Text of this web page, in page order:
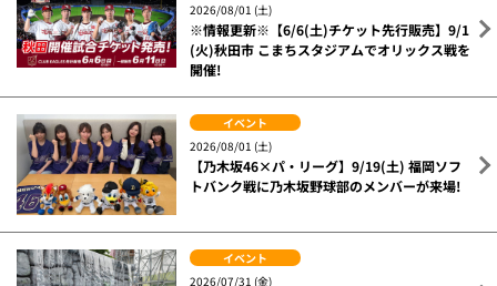
2026/08/01 (土)
※情報更新※【6/6(土)チケット先行販売】9/1
(火)秋田市 こまちスタジアムでオリックス戦を
開催!
イベント
2026/08/01 (土)
【乃木坂46×パ・リーグ】9/19(土) 福岡ソフ
トバンク戦に乃木坂野球部のメンバーが来場!
イベント
2026/07/31 (金)